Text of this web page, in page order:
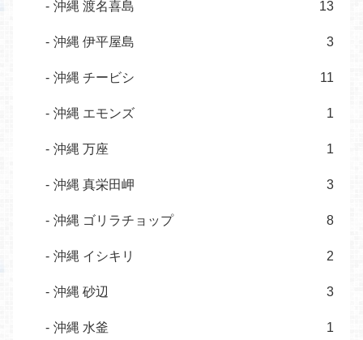
沖縄 渡名喜島 13
沖縄 伊平屋島 3
沖縄 チービシ 11
沖縄 エモンズ 1
沖縄 万座 1
沖縄 真栄田岬 3
沖縄 ゴリラチョップ 8
沖縄 イシキリ 2
沖縄 砂辺 3
沖縄 水釜 1